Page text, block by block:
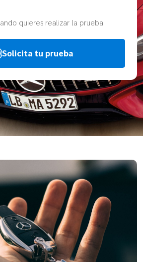
quieres realizar la prueba
Solicita tu prueba